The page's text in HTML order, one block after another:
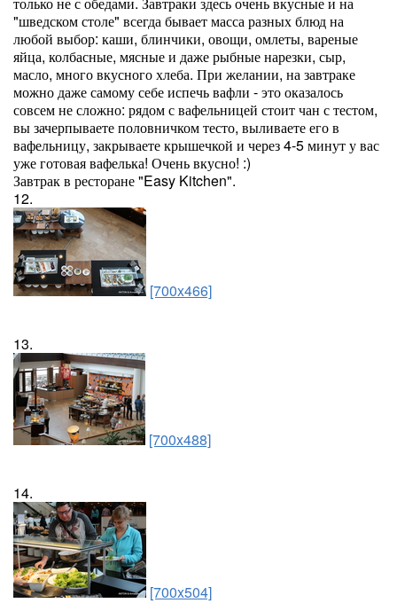
"шведском столе" всегда бывает масса разных блюд на
любой выбор: каши, блинчики, овощи, омлеты, вареные
яйца, колбасные, мясные и даже рыбные нарезки, сыр,
масло, много вкусного хлеба. При желании, на завтраке
можно даже самому себе испечь вафли - это оказалось
совсем не сложно: рядом с вафельницей стоит чан с тестом,
вы зачерпываете половничком тесто, выливаете его в
вафельницу, закрываете крышечкой и через 4-5 минут у вас
уже готовая вафелька! Очень вкусно! :)
Завтрак в ресторане "Easy Kitchen".
12.
[700x466]
13.
[700x488]
14.
[700x504]